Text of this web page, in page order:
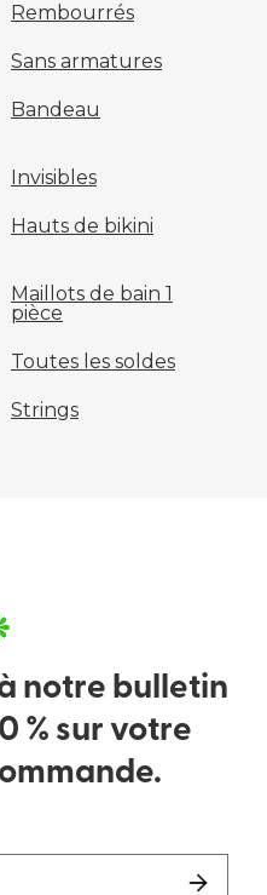
Rembourrés
Sans armatures
Bandeau
Invisibles
Hauts de bikini
Maillots de bain 1
pièce
Toutes les soldes
Strings
notre bulletin
% sur votre